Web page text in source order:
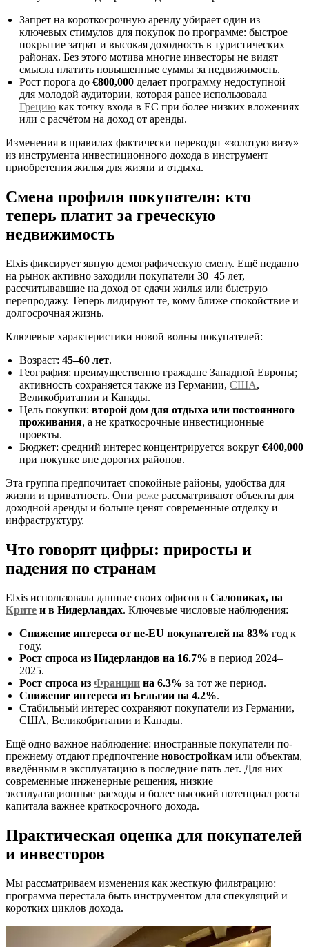
Запрет на короткосрочную аренду убирает один из
ключевых стимулов для покупок по программе: быстрое
покрытие затрат и высокая доходность в туристических
районах. Без этого мотива многие инвесторы не видят
смысла платить повышенные суммы за недвижимость.
Рост порога до €800,000 делает программу недоступной
для молодой аудитории, которая ранее использовала
Грецию как точку входа в ЕС при более низких вложениях
или с расчётом на доход от аренды.
Изменения в правилах фактически переводят «золотую визу»
из инструмента инвестиционного дохода в инструмент
приобретения жилья для жизни и отдыха.
Смена профиля покупателя: кто
теперь платит за греческую
недвижимость
Elxis фиксирует явную демографическую смену. Ещё недавно
на рынок активно заходили покупатели 30–45 лет,
рассчитывавшие на доход от сдачи жилья или быструю
перепродажу. Теперь лидируют те, кому ближе спокойствие и
долгосрочная жизнь.
Ключевые характеристики новой волны покупателей:
Возраст: 45–60 лет.
География: преимущественно граждане Западной Европы;
активность сохраняется также из Германии, США,
Великобритании и Канады.
Цель покупки: второй дом для отдыха или постоянного
проживания, а не краткосрочные инвестиционные
проекты.
Бюджет: средний интерес концентрируется вокруг €400,000
при покупке вне дорогих районов.
Эта группа предпочитает спокойные районы, удобства для
жизни и приватность. Они реже рассматривают объекты для
доходной аренды и больше ценят современные отделку и
инфраструктуру.
Что говорят цифры: приросты и
падения по странам
Elxis использовала данные своих офисов в Салониках, на
Крите и в Нидерландах. Ключевые числовые наблюдения:
Снижение интереса от не-EU покупателей на 83% год к
году.
Рост спроса из Нидерландов на 16.7% в период 2024–
2025.
Рост спроса из Франции на 6.3% за тот же период.
Снижение интереса из Бельгии на 4.2%.
Стабильный интерес сохраняют покупатели из Германии,
США, Великобритании и Канады.
Ещё одно важное наблюдение: иностранные покупатели по-
прежнему отдают предпочтение новостройкам или объектам,
введённым в эксплуатацию в последние пять лет. Для них
современные инженерные решения, низкие
эксплуатационные расходы и более высокий потенциал роста
капитала важнее краткосрочного дохода.
Практическая оценка для покупателей
и инвесторов
Мы рассматриваем изменения как жесткую фильтрацию:
программа перестала быть инструментом для спекуляций и
коротких циклов дохода.